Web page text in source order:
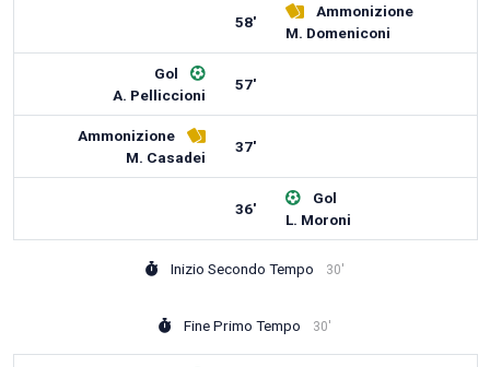
58'
Ammonizione
M. Domeniconi
Gol
A. Pelliccioni
57'
Ammonizione
M. Casadei
37'
36'
Gol
L. Moroni
Inizio Secondo Tempo 30'
Fine Primo Tempo 30'